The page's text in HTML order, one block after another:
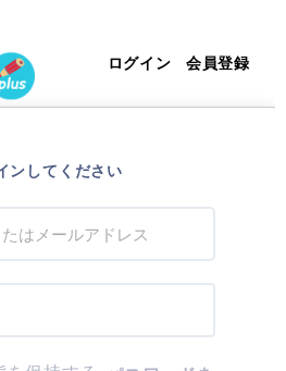
ログイン 会員登録
ンしてください